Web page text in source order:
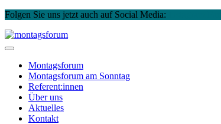
Folgen Sie uns jetzt auch auf Social Media:
Skip
to
Montagsforum
Montagsforum am Sonntag
Referent:innen
Über uns
Aktuelles
Kontakt